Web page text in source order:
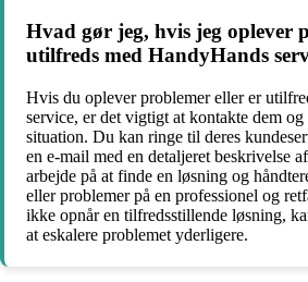
Hvad gør jeg, hvis jeg oplever
utilfreds med HandyHands
Hvis du oplever problemer eller er
service, er det vigtigt at kontakte dem
situation. Du kan ringe til deres
en e-mail med en detaljeret beskrivelse
arbejde på at finde en løsning og
eller problemer på en professionel og
ikke opnår en tilfredsstillende løsning,
at eskalere problemet yderligere.